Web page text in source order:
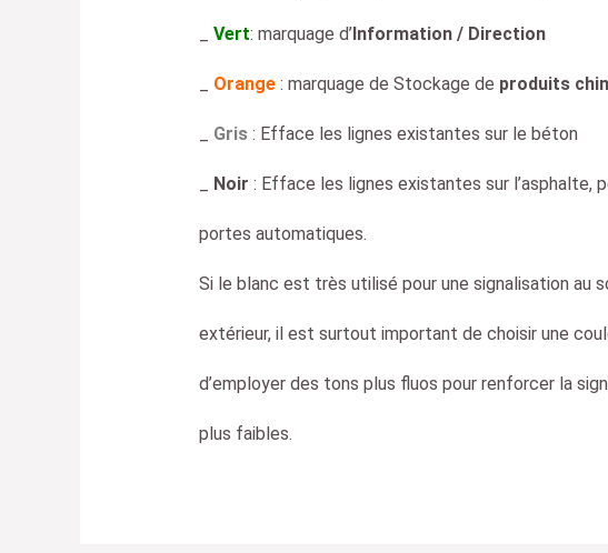
Vert: marquage d’Information / Direction
Orange : marquage de Stockage de produits
Gris : Efface les lignes existantes sur le béton
Noir : Efface les lignes existantes sur l’asphalte,
portes automatiques.
Si le blanc est très utilisé pour une signalisation au
extérieur, il est surtout important de choisir une
d’employer des tons plus fluos pour renforcer la
plus faibles.